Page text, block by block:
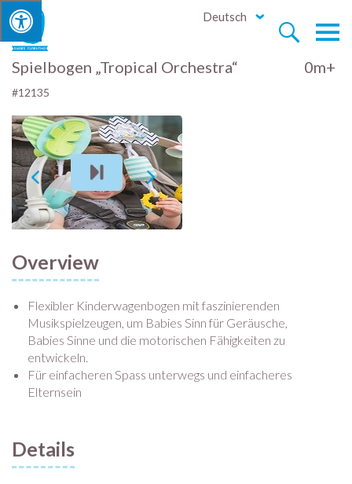


Deutsch
Spielbogen „Tropical Orchestra“
#12135
0m+
Overview
Flexibler Kinderwagenbogen mit faszinierenden
Musikspielzeugen, um Babies Sinn für Geräusche,
Babies Sinne und die motorischen Fähigkeiten zu
entwickeln.
Für einfacheren Spass unterwegs und einfacheres
Elternsein
Details